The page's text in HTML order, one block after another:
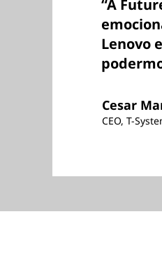
“A
Lenovo
Cesar
CEO, T-